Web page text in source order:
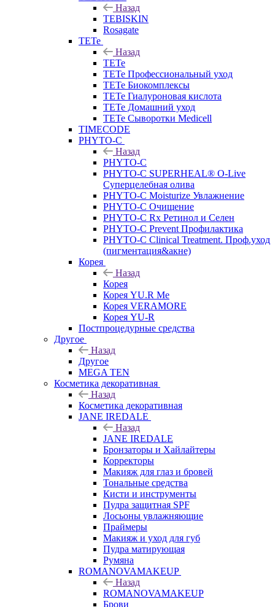
Назад
TEBISKIN
Rosagate
TETe
Назад
TETe
TETe Профессиональный уход
TETe Биокомплексы
TETe Гиалуроновая кислота
TETe Домашний уход
TETe Сыворотки Medicell
TIMECODE
PHYTO-C
Назад
PHYTO-C
PHYTO-C SUPERHEAL® O-Live
Суперцелебная олива
PHYTO-C Moisturize Увлажнение
PHYTO-C Очищение
PHYTO-C Rx Ретинол и Селен
PHYTO-C Prevent Профилактика
PHYTO-C Clinical Treatment. Проф.уход
(пигментация&акне)
Корея
Назад
Корея
Корея YU.R Me
Корея VERAMORE
Корея YU-R
Постпроцедурные средства
Другое
Назад
Другое
MEGA TEN
Косметика декоративная
Назад
Косметика декоративная
JANE IREDALE
Назад
JANE IREDALE
Бронзаторы и Хайлайтеры
Корректоры
Макияж для глаз и бровей
Тональные средства
Кисти и инструменты
Пудра защитная SPF
Лосьоны увлажняющие
Праймеры
Макияж и уход для губ
Пудра матирующая
Румяна
ROMANOVAMAKEUP
Назад
ROMANOVAMAKEUP
Брови